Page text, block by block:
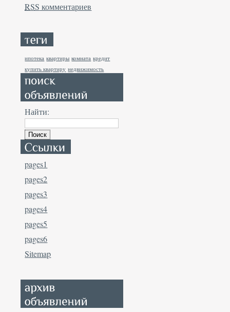
RSS комментариев
ипотека квартиры комната кредит
купить квартиру недвижимость
Найти:
pages1
pages2
pages3
pages4
pages5
pages6
Sitemap